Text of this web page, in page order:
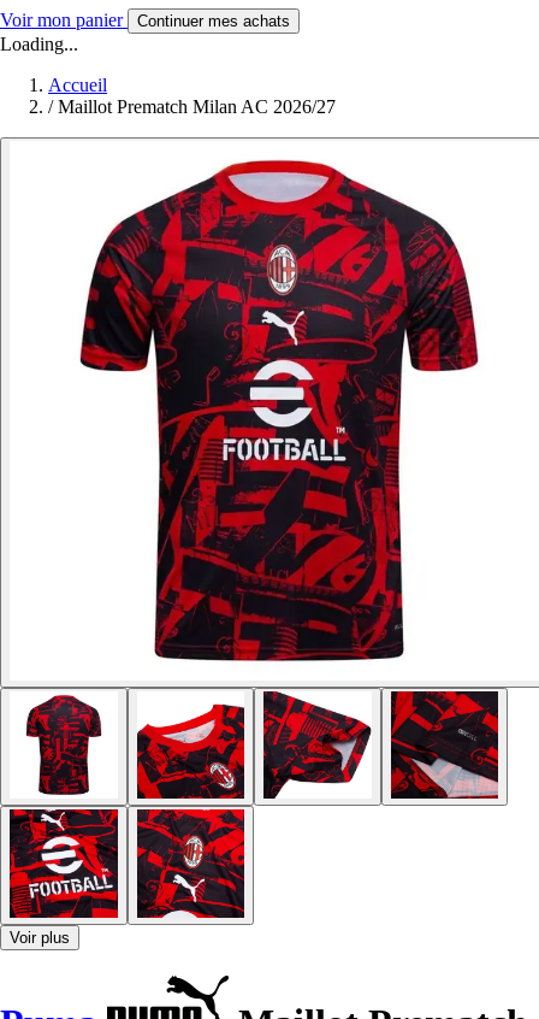
Voir mon panier Continuer mes achats
Loading...
Accueil
/ Maillot Prematch Milan AC 2026/27
Voir plus